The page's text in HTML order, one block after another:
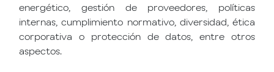
energético, gestión de proveedores, políticas
internas, cumplimiento normativo, diversidad, ética
corporativa o protección de datos, entre otros
aspectos.